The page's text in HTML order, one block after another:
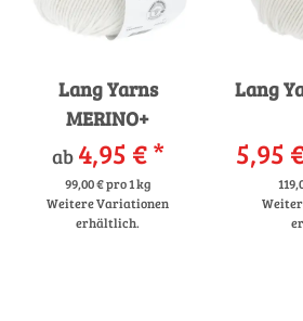
Lang Yarns
MERINO+
ab 4,95 €*
99,00 € pro 1 kg
Weitere Variationen
erhältlich.
Lang
5,95